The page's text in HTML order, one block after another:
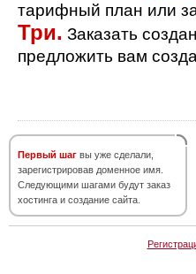
тарифный план или
Три. Заказать
предложить вам
Первый шаг вы уже сделали,
зарегистрировав доменное имя.
Следующими шагами будут заказ
хостинга и создание сайта.